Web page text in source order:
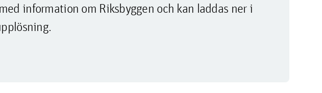
information om Riksbyggen och kan laddas ner i